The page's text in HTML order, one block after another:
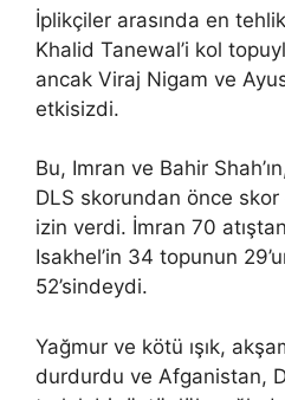
İplikçiler arasında en
Khalid Tanewal’i kol
ancak Viraj Nigam ve
etkisizdi.
Bu, Imran ve Bahir
DLS skorundan önce skor
izin verdi. İmran 70
Isakhel’in 34 topunun
52’sindeydi.
Yağmur ve kötü ışık,
durdurdu ve Afganistan,